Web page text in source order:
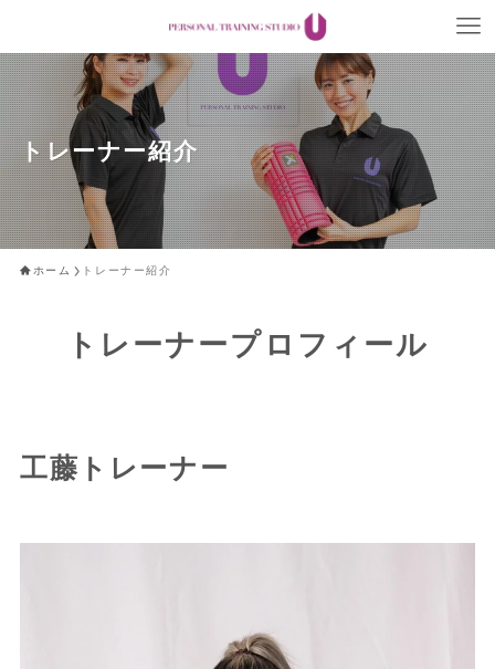
トレーナー紹介
ホーム トレーナー紹介
トレーナープロフィール
工藤トレーナー